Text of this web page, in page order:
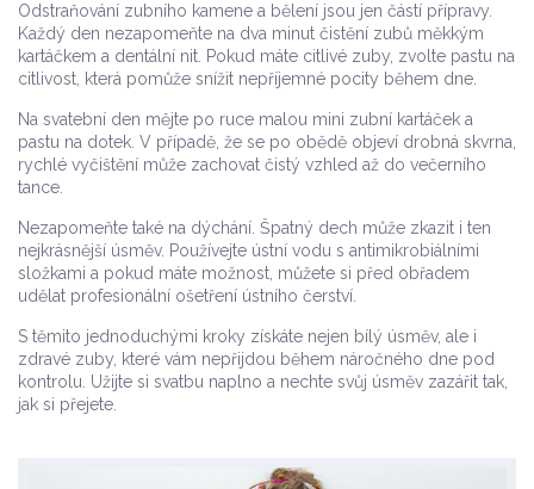
Odstraňování zubního kamene a bělení jsou jen částí přípravy.
Každý den nezapomeňte na dva minut čistění zubů měkkým
kartáčkem a dentální nit. Pokud máte citlivé zuby, zvolte pastu na
citlivost, která pomůže snížit nepříjemné pocity během dne.
Na svatební den mějte po ruce malou mini zubní kartáček a
pastu na dotek. V případě, že se po obědě objeví drobná skvrna,
rychlé vyčištění může zachovat čistý vzhled až do večerního
tance.
Nezapomeňte také na dýchání. Špatný dech může zkazit i ten
nejkrásnější úsměv. Používejte ústní vodu s antimikrobiálními
složkami a pokud máte možnost, můžete si před obřadem
udělat profesionální ošetření ústního čerství.
S těmito jednoduchými kroky získáte nejen bílý úsměv, ale i
zdravé zuby, které vám nepřijdou během náročného dne pod
kontrolu. Užijte si svatbu naplno a nechte svůj úsměv zazářit tak,
jak si přejete.